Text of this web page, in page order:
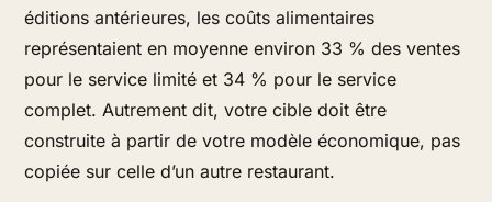
éditions antérieures, les coûts alimentaires
représentaient en moyenne environ 33 % des ventes
pour le service limité et 34 % pour le service
complet. Autrement dit, votre cible doit être
construite à partir de votre modèle économique, pas
copiée sur celle d’un autre restaurant.